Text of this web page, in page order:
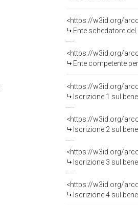
<https://w3id.org/
Ente schedatore
<https://w3id.org/
Ente competente
<https://w3id.org/
Iscrizione 1 sul
<https://w3id.org/
Iscrizione 2 sul
<https://w3id.org/
Iscrizione 3 sul
<https://w3id.org/
Iscrizione 4 sul